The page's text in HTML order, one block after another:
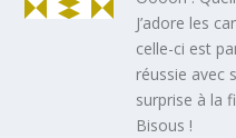
J’adore les
celle-ci est
réussie avec
surprise à la
Bisous !